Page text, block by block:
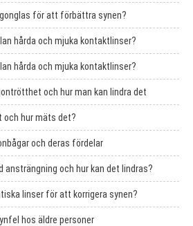
för att förbättra synen?
hårda och mjuka kontaktlinser?
hårda och mjuka kontaktlinser?
och hur man kan lindra det
och hur mäts det?
och deras fördelar
ansträngning och hur kan det lindras?
linser för att korrigera synen?
hos äldre personer